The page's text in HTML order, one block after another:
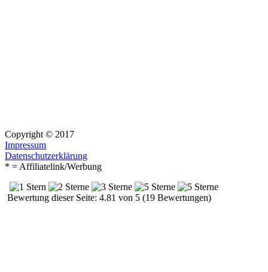
Copyright © 2017
Impressum
Datenschutzerklärung
* = Affiliatelink/Werbung
Bewertung dieser Seite: 4.81 von 5 (19 Bewertungen)